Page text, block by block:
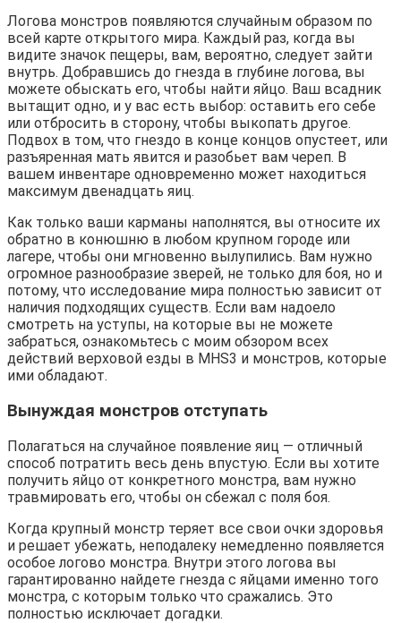
Логова монстров появляются случайным образом по
всей карте открытого мира. Каждый раз, когда вы
видите значок пещеры, вам, вероятно, следует зайти
внутрь. Добравшись до гнезда в глубине логова, вы
можете обыскать его, чтобы найти яйцо. Ваш всадник
вытащит одно, и у вас есть выбор: оставить его себе
или отбросить в сторону, чтобы выкопать другое.
Подвох в том, что гнездо в конце концов опустеет, или
разъяренная мать явится и разобьет вам череп. В
вашем инвентаре одновременно может находиться
максимум двенадцать яиц.
Как только ваши карманы наполнятся, вы относите их
обратно в конюшню в любом крупном городе или
лагере, чтобы они мгновенно вылупились. Вам нужно
огромное разнообразие зверей, не только для боя, но и
потому, что исследование мира полностью зависит от
наличия подходящих существ. Если вам надоело
смотреть на уступы, на которые вы не можете
забраться, ознакомьтесь с моим обзором всех
действий верховой езды в MHS3 и монстров, которые
ими обладают.
Вынуждая монстров отступать
Полагаться на случайное появление яиц — отличный
способ потратить весь день впустую. Если вы хотите
получить яйцо от конкретного монстра, вам нужно
травмировать его, чтобы он сбежал с поля боя.
Когда крупный монстр теряет все свои очки здоровья
и решает убежать, неподалеку немедленно появляется
особое логово монстра. Внутри этого логова вы
гарантированно найдете гнезда с яйцами именно того
монстра, с которым только что сражались. Это
полностью исключает догадки.